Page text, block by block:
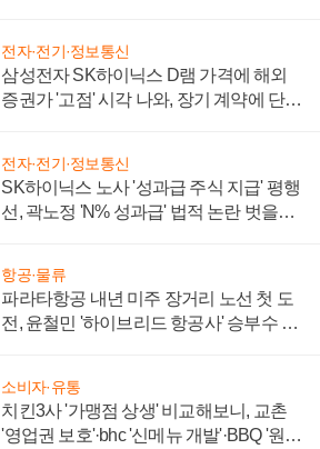
전자·전기·정보통신
삼성전자 SK하이닉스 D램 가격에 해외
증권가 '고점' 시각 나와, 장기 계약에 단점
전자·전기·정보통신
SK하이닉스 노사 '성과급 주식 지급' 평행
선, 곽노정 'N% 성과급' 법적 논란 벗을지
항공·물류
파라타항공 내년 미주 장거리 노선 첫 도
전, 윤철민 '하이브리드 항공사' 승부수 통
소비자·유통
치킨3사 '가맹점 상생' 비교해보니, 교촌
'영업권 보호'·bhc '신메뉴 개발'·BBQ '원가